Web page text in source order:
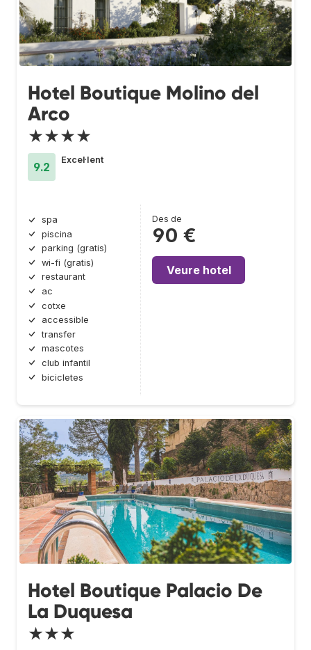
Hotel Boutique Molino del
Arco
★★★★
9.2
Excel·lent
spa
piscina
parking (gratis)
wi-fi (gratis)
restaurant
ac
cotxe
accessible
transfer
mascotes
club infantil
bicicletes
Des de
90 €
Veure hotel
Hotel Boutique Palacio De
La Duquesa
★★★